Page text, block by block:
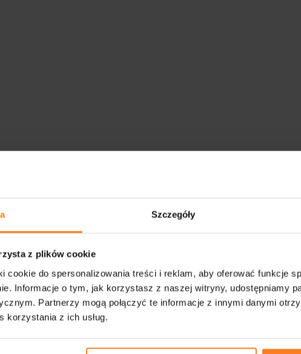
Szczegóły
z plików cookie
cookie do spersonalizowania treści i reklam, aby oferować funkcje
Informacje o tym, jak korzystasz z naszej witryny, udostępniamy
Partnerzy mogą połączyć te informacje z innymi danymi
korzystania z ich usług.